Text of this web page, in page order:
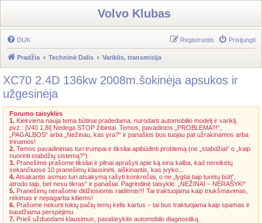
Volvo Klubas
DUK Prisijungti
Registruotis
Pradžia Techninė Dalis Variklis, transmisija
XC70 2.4D 136kw 2008m.šokinėja apsukos ir
užgesinėja
Forumo taisyklės
1. Kiekviena nauja tema būtinai pradedama, nurodant automobilio modelį ir variklį,
pvz.: [V40 1,8i] Nedega STOP žibintai. Temos, pavadintos „PROBLEMA!!!“,
„PAGALBOS“ arba „Nežinau, kas yra?“ ir panašios bus tuojau pat užrakinamos arba
trinamos!
2. Temos pavadinimas turi trumpai ir tiksliai apibūdinti problemą (ne „stabdžiai“ o „kaip
nuorinti stabdžių sistemą?“)
3. Pranešime prašome tiksliai ir pilnai aprašyti apie ką eina kalba, kad nereikėtų
sekančiuose 10 pranešimų klausinėti, aiškinantis, kas įvyko...
4.Atsakantis asmuo turi atsakymą rašyti konkrečiai, o ne „lygtai taip turėtų būti“,
atrodo taip, bet nesu tikras“ ir panašiai. Pagrindinė taisyklė: „NEŽINAI – NERAŠYK!“
5. Pranešimų nerašome didžiosiomis raidėmis!!! Tai traktuojama kaip triukšmavimas,
rėkimas ir nepagarba kitiems!
6. Prašome nekurti tokių pačių temų kelis kartus – tai bus traktuojama kaip spamas ir
baudžiama perspėjimu.
7. Prieš užduodami klausimus, pasidarykite automobilo diagnostiką.